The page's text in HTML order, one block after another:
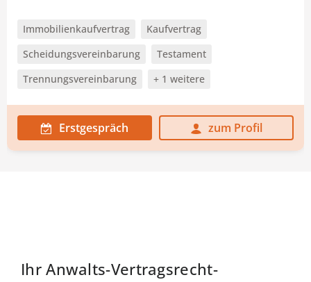
Immobilienkaufvertrag
Kaufvertrag
Scheidungsvereinbarung
Testament
Trennungsvereinbarung
+ 1 weitere
Erstgespräch zum Profil
Ihr Anwalts-Vertragsrecht-